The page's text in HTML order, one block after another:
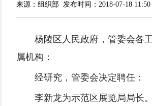
来源：组织部 发布时间：2018-07-18 11:50
杨陵区人民政府，管委会各
属机构：
经研究，管委会决定聘任：
李新龙为示范区展览局局长。